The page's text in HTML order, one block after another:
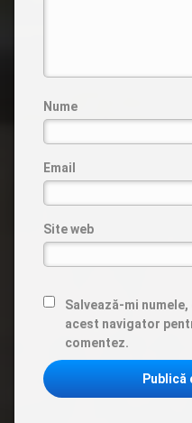
Nume
Email
Site web
Salvează-mi
acest navigator
comentez.